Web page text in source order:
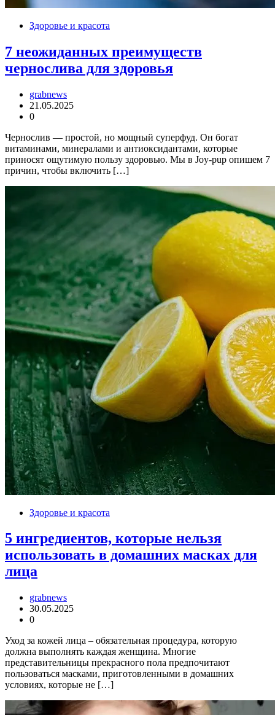
Здоровье и красота
7 неожиданных преимуществ
чернослива для здоровья
grabnews
21.05.2025
0
Чернослив — простой, но мощный суперфуд. Он богат
витаминами, минералами и антиоксидантами, которые
приносят ощутимую пользу здоровью. Мы в Joy-pup опишем 7
причин, чтобы включить […]
Здоровье и красота
5 ингредиентов, которые нельзя
использовать в домашних масках для
лица
grabnews
30.05.2025
0
Уход за кожей лица – обязательная процедура, которую
должна выполнять каждая женщина. Многие
представительницы прекрасного пола предпочитают
пользоваться масками, приготовленными в домашних
условиях, которые не […]